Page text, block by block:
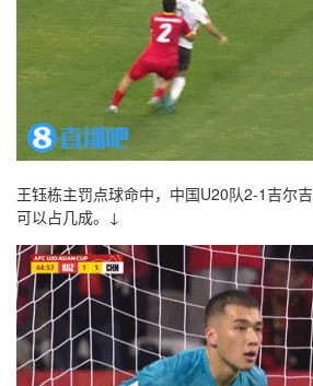
王钰栋主罚点球命中，中国U20队2-1吉尔
可以占几成。↓